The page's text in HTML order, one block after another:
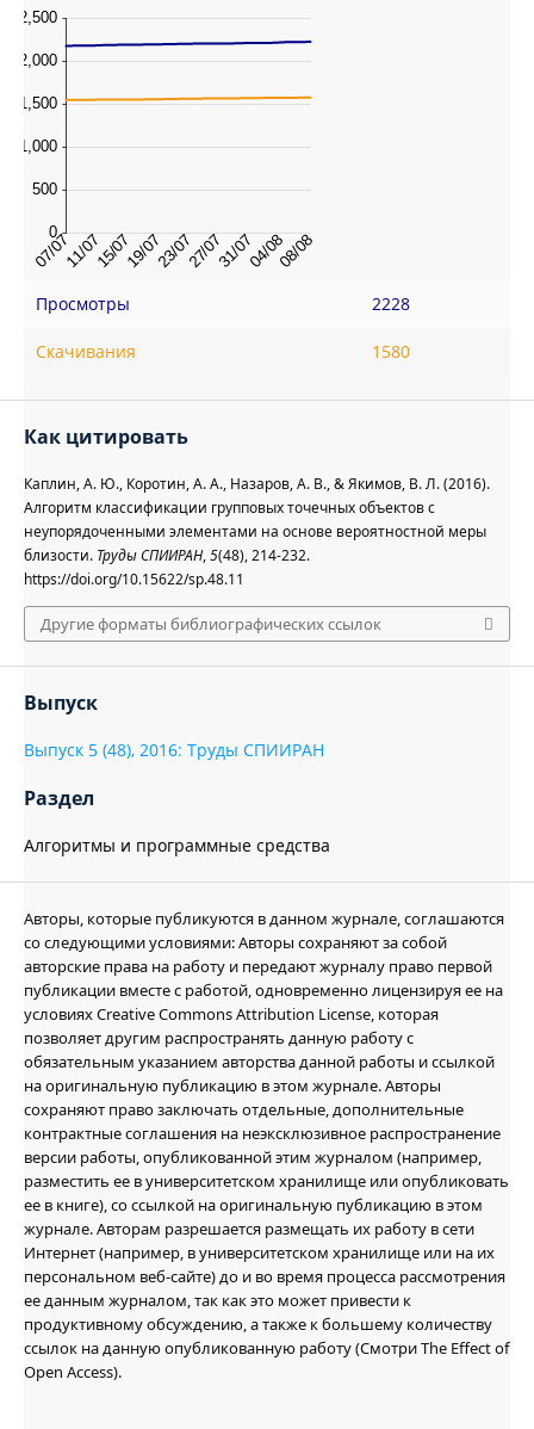
Просмотры 2228
Скачивания 1580
Как цитировать
Каплин, А. Ю., Коротин, А. А., Назаров, А. В., & Якимов, В. Л. (2016).
Алгоритм классификации групповых точечных объектов с
неупорядоченными элементами на основе вероятностной меры
близости. Труды СПИИРАН,5(48), 214-232.
https://doi.org/10.15622/sp.48.11
Другие форматы библиографических ссылок
Выпуск
Выпуск 5 (48), 2016: Труды СПИИРАН
Раздел
Алгоритмы и программные средства
Авторы, которые публикуются в данном журнале, соглашаются
со следующими условиями: Авторы сохраняют за собой
авторские права на работу и передают журналу право первой
публикации вместе с работой, одновременно лицензируя ее на
условиях Creative Commons Attribution License, которая
позволяет другим распространять данную работу с
обязательным указанием авторства данной работы и ссылкой
на оригинальную публикацию в этом журнале. Авторы
сохраняют право заключать отдельные, дополнительные
контрактные соглашения на неэксклюзивное распространение
версии работы, опубликованной этим журналом (например,
разместить ее в университетском хранилище или опубликовать
ее в книге), со ссылкой на оригинальную публикацию в этом
журнале. Авторам разрешается размещать их работу в сети
Интернет (например, в университетском хранилище или на их
персональном веб-сайте) до и во время процесса рассмотрения
ее данным журналом, так как это может привести к
продуктивному обсуждению, а также к большему количеству
ссылок на данную опубликованную работу (Смотри The Effect of
Open Access).